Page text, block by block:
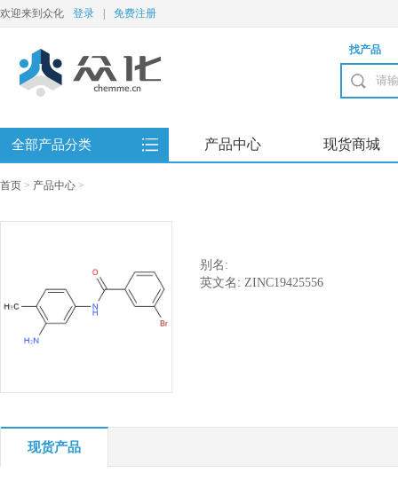
欢迎来到众化 登录 免费注册
找产品
全部产品分类 产品中心 现货商城
首页 > 产品中心 >
别名:
英文名: ZINC19425556
现货产品